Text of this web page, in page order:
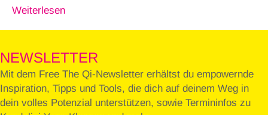
Weiterlesen
NEWSLETTER
Mit dem Free The Qi-Newsletter erhältst du empowernde
Inspiration, Tipps und Tools, die dich auf deinem Weg in
dein volles Potenzial unterstützen, sowie Termininfos zu